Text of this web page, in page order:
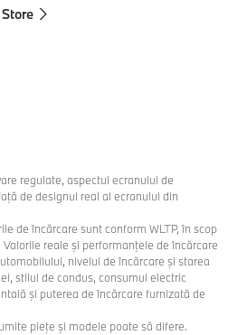
regulate, aspectul ecranului de
de designul real al ecranului din
de încărcare sunt conform WLTP, în scop
reale şi performanţele de încărcare
nivelul de încărcare şi starea
stilul de condus, consumul electric
şi puterea de încărcare furnizată de
pieţe şi modele poate să difere.